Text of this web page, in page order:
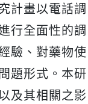
計畫以電話調
行全面性的調
驗、對藥物使
題形式。本研
及其相關之影